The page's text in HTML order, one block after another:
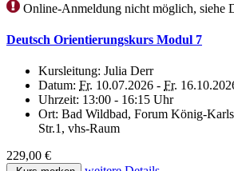
Online-Anmeldung nicht möglich, siehe
Deutsch Orientierungskurs Modul 7
Kursleitung: Julia Derr
Datum: Fr. 10.07.2026 - Fr.
Uhrzeit: 13:00 - 16:15 Uhr
Ort: Bad Wildbad, Forum König-
Str.1, vhs-Raum
229,00 €